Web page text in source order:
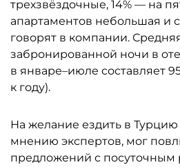
трехзвёздочные, 14% — на
апартаментов небольшая и
говорят в компании.
забронированной ночи в
в январе–июле составляет
к году).
На желание ездить в Турцию
мнению экспертов, мог
предложений с